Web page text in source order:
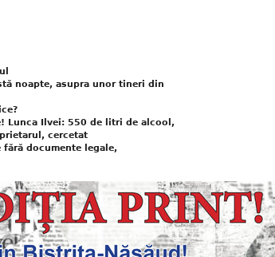
noapte, asupra unor tineri din
Lunca Ilvei: 550 de litri de alcool,
cercetat
documente legale,